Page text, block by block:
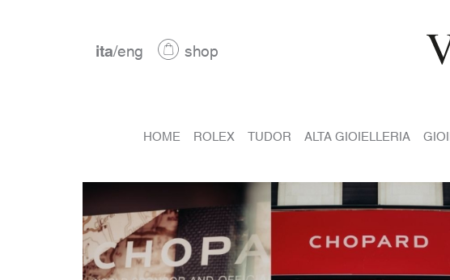
ita/eng shop
HOME ROLEX TUDOR ALTA GIOIELLERIA